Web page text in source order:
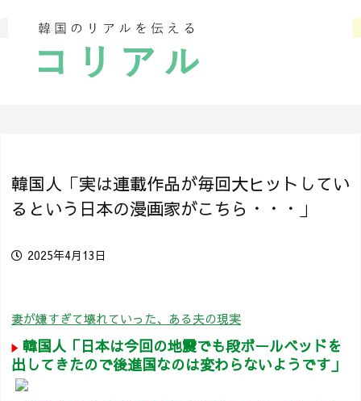
韓国人「実は連載作品が毎回大ヒットしてい
るという日本の漫画家がこちら・・・」
2025年4月13日
妻が嫌すぎて壊れていった、ある夫の現実
韓国人「日本は今回の地震でも段ボールベッドを
出してきたので後進国なのは変わらないようです」